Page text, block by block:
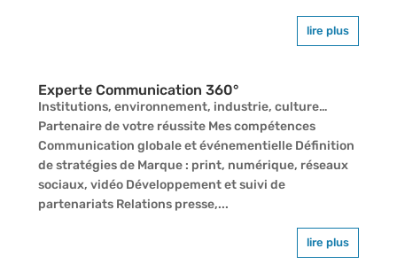
lire plus
Experte Communication 360°
Institutions, environnement, industrie, culture…
Partenaire de votre réussite Mes compétences
Communication globale et événementielle Définition
de stratégies de Marque : print, numérique, réseaux
sociaux, vidéo Développement et suivi de
partenariats Relations presse,...
lire plus